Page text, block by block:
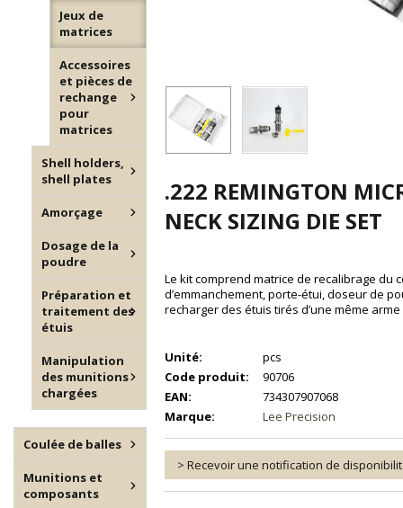
Jeux de
matrices
Accessoires
et pièces de
rechange
pour
matrices
Shell holders,
shell plates
Amorçage
Dosage de la
poudre
Préparation et
traitement des
étuis
Manipulation
des munitions
chargées
Coulée de balles
Munitions et
composants
.222 REMINGTON
NECK SIZING DIE SET
Le kit comprend matrice de recalibrage du
d’emmanchement, porte-étui, doseur de
recharger des étuis tirés d’une même
Unité:
pcs
Code produit:
90706
EAN:
734307907068
Marque:
Lee Precision
> Recevoir une notification de